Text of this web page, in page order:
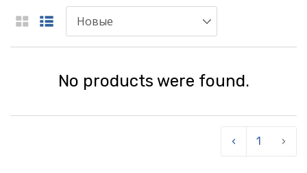
No products were found.
‹ 1 ›